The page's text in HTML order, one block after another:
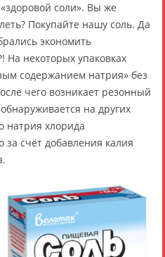
соли». Вы же
Покупайте нашу соль. Да
экономить
На некоторых упаковках
содержанием натрия» без
чего возникает резонный
на других
натрия хлорида
счёт добавления калия